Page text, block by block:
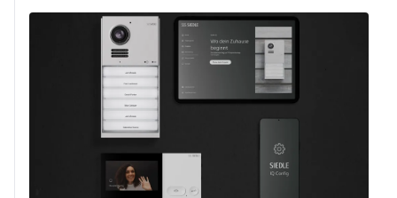
zwakke orderinstroom in de machinebouw. Groei in
Azië-Pacific en de Amerika’s compenseerde dit, met
extra vaart uit de procesindustrie dankzij nieuwe
producten. Het EBIT steeg 1% tot 69 miljoen euro. Het
personeelsbestand nam toe tot circa 9.120
medewerkers (waarvan ruim 5.260 in Duitsland en zo’n
1.500 in R&D). In 2025 werd de naam gewijzigd naar ifm
group se, trad KKR toe als minderheidsaandeelhouder,
en startte de bouw van een duurzame fabriek in
Suzhou (DGNB Gold), met productie gepland in Q1
2027; ook voor 2026 verwacht ifm opnieuw groei.